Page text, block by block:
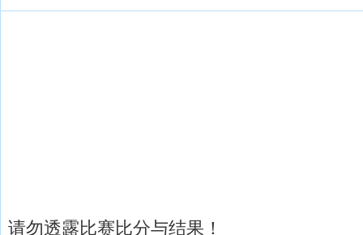
请勿透露比赛比分与结果！